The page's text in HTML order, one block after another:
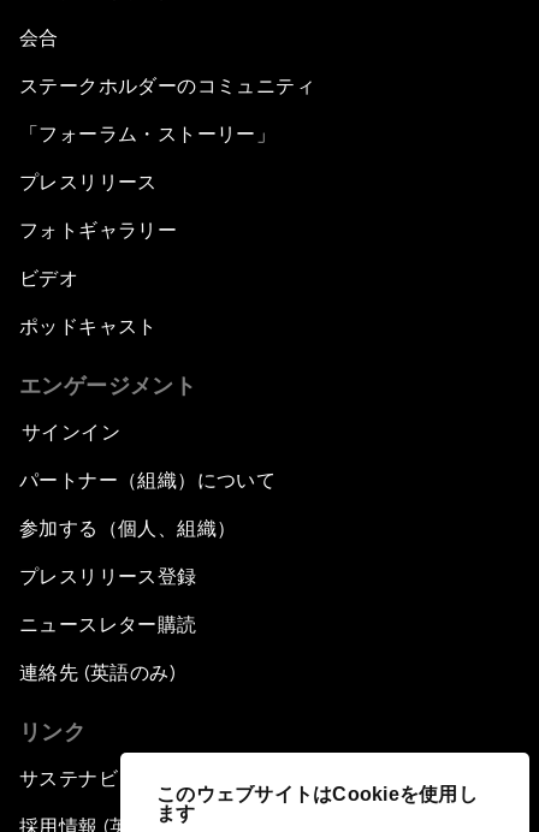
このウェブサイトはCookieを使用し
ます
会合
ステークホルダーのコミュニティ
「フォーラム・ストーリー」
プレスリリース
フォトギャラリー
ビデオ
ポッドキャスト
エンゲージメント
サインイン
パートナー（組織）について
参加する（個人、組織）
プレスリリース登録
ニュースレター購読
連絡先 (英語のみ)
リンク
サステナビリティへの取り組み
採用情報 (英語のみ)